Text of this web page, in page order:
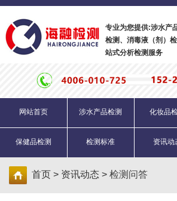
专业为您提供:涉水产
检测、消毒液（剂）
站式分析检测服务
网站首页 涉水产品检测 化妆品
保健品检测 检测标准 资讯动
首页 > 资讯动态 > 检测问答